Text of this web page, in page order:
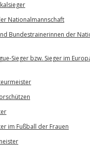
Nationalmannschaft
Bundestrainerinnen der
Sieger bzw. Sieger im
im Fußball der Frauen